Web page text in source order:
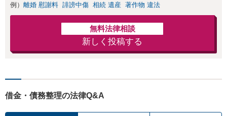
例） 離婚 慰謝料 誹謗中傷 相続 遺産 著作物 違法
無料法律相談
新しく投稿する
借金・債務整理の法律Q&A